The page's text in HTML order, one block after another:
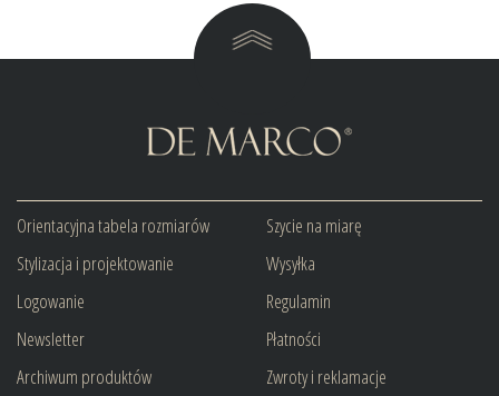
Orientacyjna tabela rozmiarów
Stylizacja i projektowanie
Logowanie
Newsletter
Archiwum produktów
Szycie na miarę
Wysyłka
Regulamin
Płatności
Zwroty i reklamacje